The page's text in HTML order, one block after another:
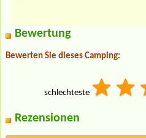
Bewertung
Bewerten Sie dieses Camping:
schlechteste
Rezensionen